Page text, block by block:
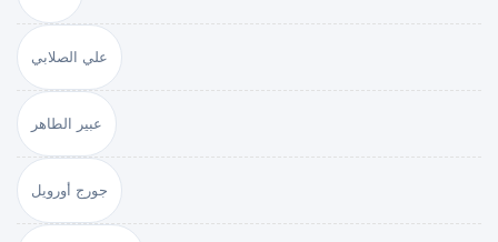
علي الصلابي
عبير الطاهر
جورج أورويل